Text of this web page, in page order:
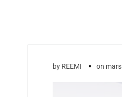
by REEMI ▪ on